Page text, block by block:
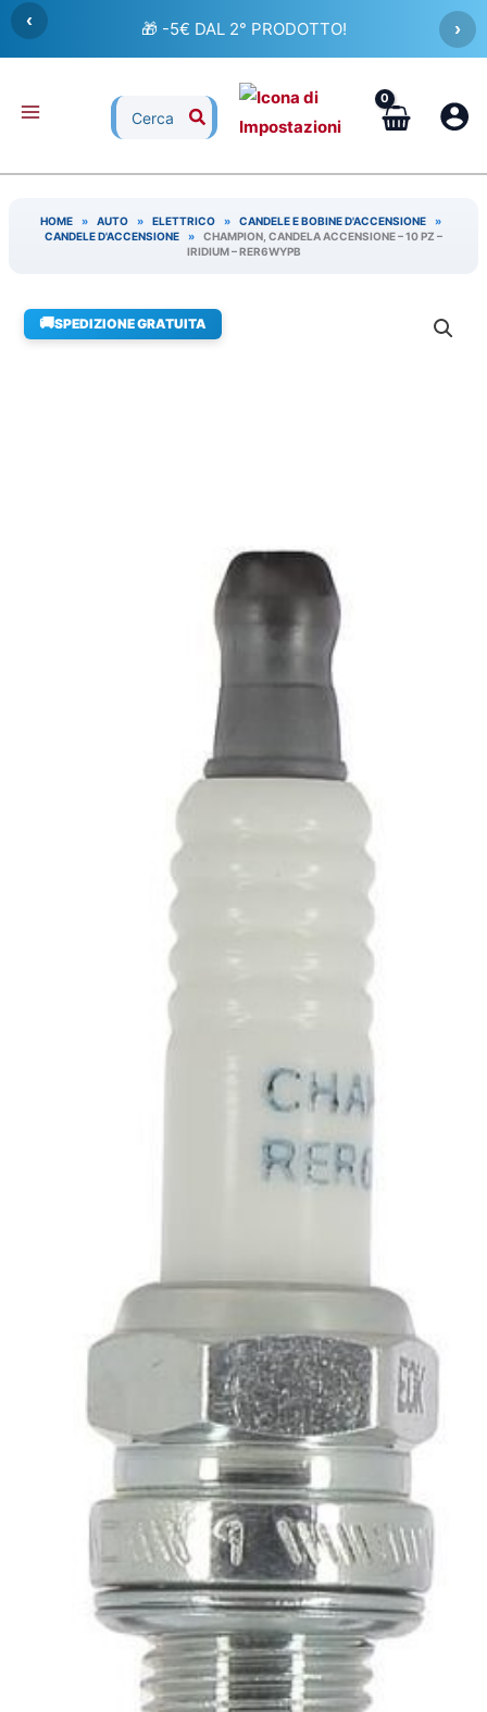
Vai
contenuto
‹ 🎁 -5€ DAL 2° PRODOTTO! ›
Ricerca
per:
HOME » AUTO » ELETTRICO » CANDELE E BOBINE D'ACCENSIONE
»
CANDELE D'ACCENSIONE
»
CHAMPION, CANDELA ACCENSIONE – 10 PZ –
IRIDIUM – RER6WYPB
🚚SPEDIZIONE GRATUITA